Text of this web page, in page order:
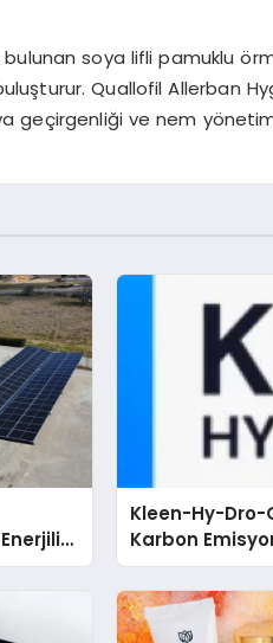
soya lifli pamuklu
Quallofil Allerban
geçirgenliği ve nem
Kleen-Hy-Dro-
Karbon
Isıtma
TSSA
Aldı